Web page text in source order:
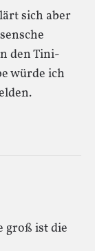
sich aber
den Tini-
würde ich
groß ist die